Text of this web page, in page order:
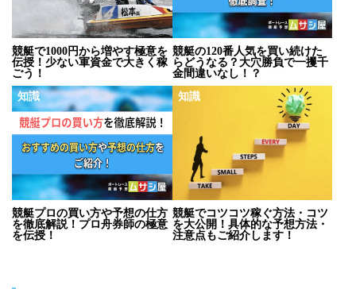
競艇で1000円から増やす極意を
伝授！少ない軍資金で大きく稼
ごう！
競艇の120番人気を買い続けた
らどうなる？大穴勝負で一攫千
金間違いなし！？
知識
競艇プロの買い方や予想の仕方
を徹底解説！プロ舟券師の極意
を伝授！
知識
競艇でコツコツ稼ぐ方法・コツ
を大公開！具体的な予想方法・
注意点もご紹介します！